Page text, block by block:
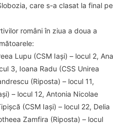
care s-a clasat la final pe
români în ziua a doua a
Lupu (CSM Iași) – locul 2, Ana
3, Ioana Radu (CSS Unirea
(Riposta) – locul 11,
– locul 12, Antonia Nicolae
(CSM Iași) – locul 22, Delia
Zamfira (Riposta) – locul